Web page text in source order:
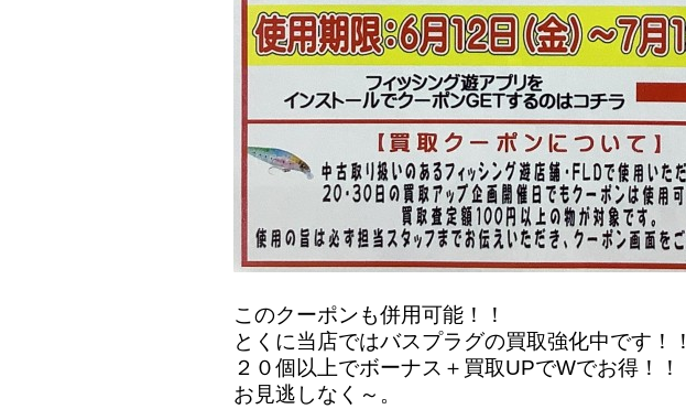
このクーポンも併用可能！！
とくに当店ではバスプラグの買取強化中です！！
２０個以上でボーナス＋買取UPでWでお得！！
お見逃しなく～。